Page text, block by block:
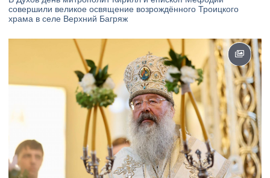
совершили великое освящение возрождённого Троицкого
храма в селе Верхний Багряж